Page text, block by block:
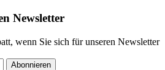
Newsletter
wenn Sie sich für unseren Newsletter
Abonnieren